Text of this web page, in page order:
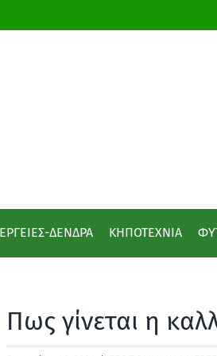
ΔΕΝΔΡΑ ΚΗΠΟΤΕΧΝΙΑ
Πως γίνεται η